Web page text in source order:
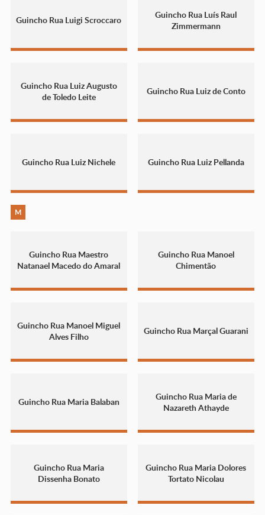
Guincho Rua Luigi Scroccaro
Guincho Rua Luís Raul
Zimmermann
Guincho Rua Luiz Augusto
de Toledo Leite
Guincho Rua Luiz de Conto
Guincho Rua Luiz Nichele Guincho Rua Luiz Pellanda
M
Guincho Rua Maestro
Natanael Macedo do Amaral
Guincho Rua Manoel
Chimentão
Guincho Rua Manoel Miguel
Alves Filho
Guincho Rua Marçal Guarani
Guincho Rua Maria Balaban
Guincho Rua Maria de
Nazareth Athayde
Guincho Rua Maria
Dissenha Bonato
Guincho Rua Maria Dolores
Tortato Nicolau